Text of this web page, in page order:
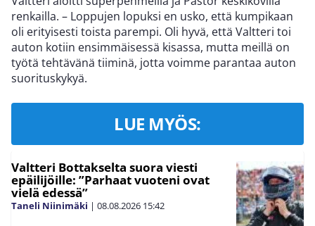
renkailla. – Loppujen lopuksi en usko, että kumpikaan
oli erityisesti toista parempi. Oli hyvä, että Valtteri toi
auton kotiin ensimmäisessä kisassa, mutta meillä on
työtä tehtävänä tiiminä, jotta voimme parantaa auton
suorituskykyä.
LUE MYÖS:
Valtteri Bottakselta suora viesti
epäilijöille: ”Parhaat vuoteni ovat
vielä edessä”
Taneli Niinimäki | 08.08.2026 15:42